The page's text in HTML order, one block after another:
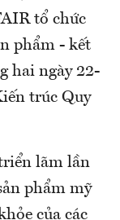
tổ chức
phẩm - kết
hai ngày 22-
trúc Quy
lãm lần
phẩm mỹ
của các